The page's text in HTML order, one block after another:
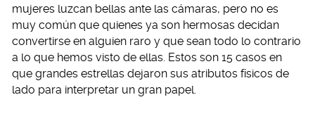
mujeres luzcan bellas ante las cámaras, pero no es
muy común que quienes ya son hermosas decidan
convertirse en alguien raro y que sean todo lo contrario
a lo que hemos visto de ellas. Estos son 15 casos en
que grandes estrellas dejaron sus atributos físicos de
lado para interpretar un gran papel.